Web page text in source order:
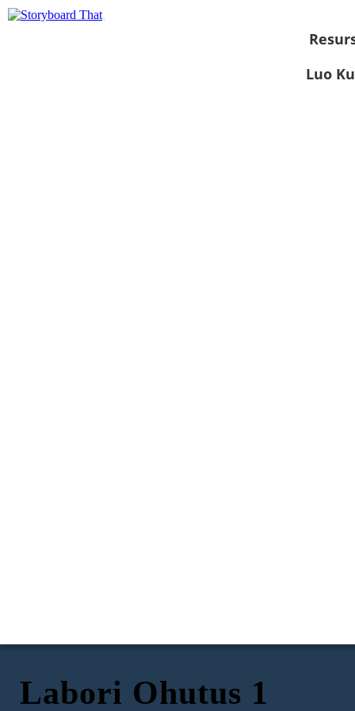
Luo
Labori Ohutus 1